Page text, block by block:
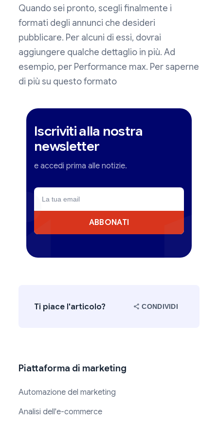
Quando sei pronto, scegli finalmente i
formati degli annunci che desideri
pubblicare. Per alcuni di essi, dovrai
aggiungere qualche dettaglio in più. Ad
esempio, per Performance max. Per saperne
di più su questo formato
Iscriviti alla nostra
newsletter
e accedi prima alle notizie.
ABBONATI
Ti piace l'articolo? CONDIVIDI
Piattaforma di marketing
Automazione del marketing
Analisi dell'e-commerce